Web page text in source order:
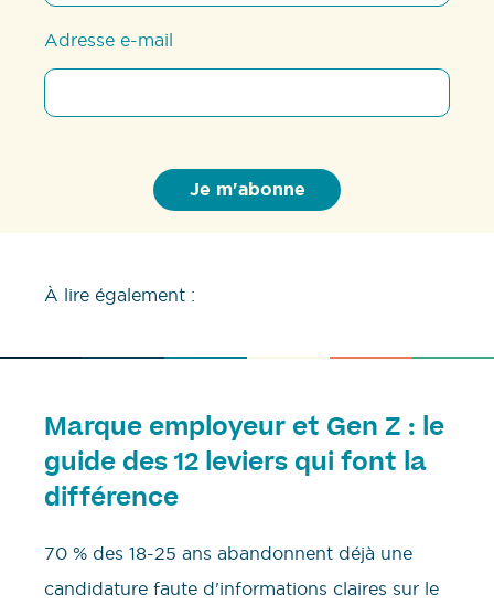
Adresse e-mail
À lire également :
Marque employeur et Gen Z : le
guide des 12 leviers qui font la
différence
70 % des 18-25 ans abandonnent déjà une
candidature faute d'informations claires sur le